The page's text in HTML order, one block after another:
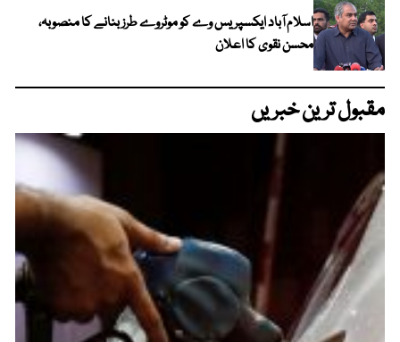
اسلام آباد ایکسپریس وے کو موٹروے طرز بنانے کا منصوبہ،
محسن نقوی کا اعلان
مقبول ترین خبریں